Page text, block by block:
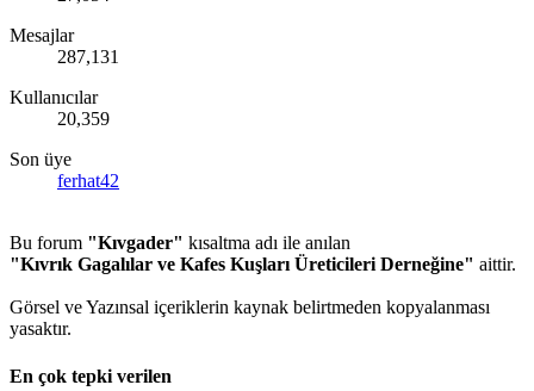
Mesajlar
287,131
Kullanıcılar
20,359
Son üye
ferhat42
Bu forum "Kıvgader" kısaltma adı ile anılan
"Kıvrık Gagalılar ve Kafes Kuşları Üreticileri Derneğine" aittir.
Görsel ve Yazınsal içeriklerin kaynak belirtmeden kopyalanması
yasaktır.
En çok tepki verilen